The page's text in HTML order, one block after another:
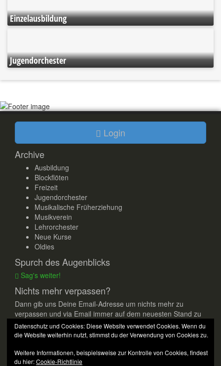
Einzelausbildung
Jugendorchester
Login
Archive
Ausbildung
Blockflöten
Freizeit
Jugendorchester
Musikalische Früherziehung
Musikverein
Lehrorchester
Neue Kurse
Oldies
Spurch des Augenblicks
Sag's weiter!
Nichts mehr verpassen?
Dann gib uns Deine Email-Adresse um nichts mehr zu
verpassen und via Email immer auf dem neuesten Stand zu
bleiben.
E-
Adresse
Abonnieren
Datenschutz und Cookies: Diese Website verwendet Cookies. Wenn du
die Website weiterhin nutzt, stimmst du der Verwendung von Cookies zu.
Weitere Informationen, beispielsweise zur Kontrolle von Cookies, findest
du hier:Cookie-Richtlinie